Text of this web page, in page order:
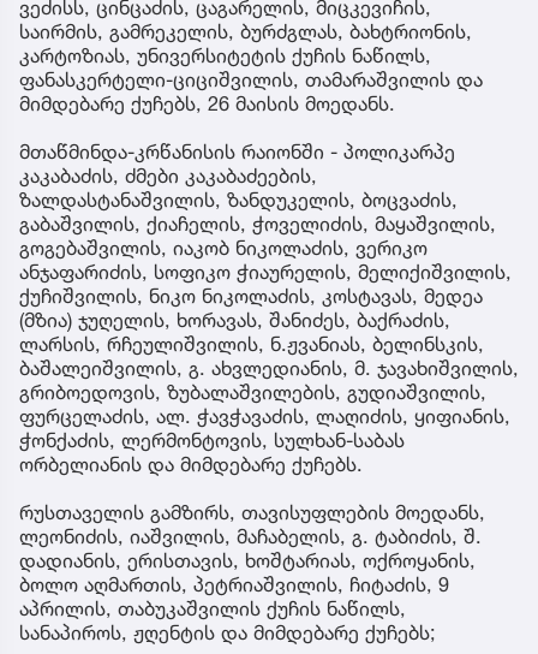
ვეძისს, ცინცაძის, ცაგარელის, მიცკევიჩის,
საირმის, გამრეკელის, ბურძგლას, ბახტრიონის,
კარტოზიას, უნივერსიტეტის ქუჩის ნაწილს,
ფანასკერტელი-ციციშვილის, თამარაშვილის და
მიმდებარე ქუჩებს, 26 მაისის მოედანს.
მთაწმინდა-კრწანისის რაიონში - პოლიკარპე
კაკაბაძის, ძმები კაკაბაძეების,
ზალდასტანაშვილის, ზანდუკელის, ბოცვაძის,
გაბაშვილის, ქიაჩელის, ჭოველიძის, მაყაშვილის,
გოგებაშვილის, იაკობ ნიკოლაძის, ვერიკო
ანჯაფარიძის, სოფიკო ჭიაურელის, მელიქიშვილის,
ქუჩიშვილის, ნიკო ნიკოლაძის, კოსტავას, მედეა
(მზია) ჯუღელის, ხორავას, შანიძეს, ბაქრაძის,
ლარსის, რჩეულიშვილის, ნ.ჟვანიას, ბელინსკის,
ბაშალეიშვილის, გ. ახვლედიანის, მ. ჯავახიშვილის,
გრიბოედოვის, ზუბალაშვილების, გუდიაშვილის,
ფურცელაძის, ალ. ჭავჭავაძის, ლაღიძის, ყიფიანის,
ჭონქაძის, ლერმონტოვის, სულხან-საბას
ორბელიანის და მიმდებარე ქუჩებს.
რუსთაველის გამზირს, თავისუფლების მოედანს,
ლეონიძის, იაშვილის, მაჩაბელის, გ. ტაბიძის, შ.
დადიანის, ერისთავის, ხოშტარიას, ოქროყანის,
ბოლო აღმართის, პეტრიაშვილის, ჩიტაძის, 9
აპრილის, თაბუკაშვილის ქუჩის ნაწილს,
სანაპიროს, ჟღენტის და მიმდებარე ქუჩებს;